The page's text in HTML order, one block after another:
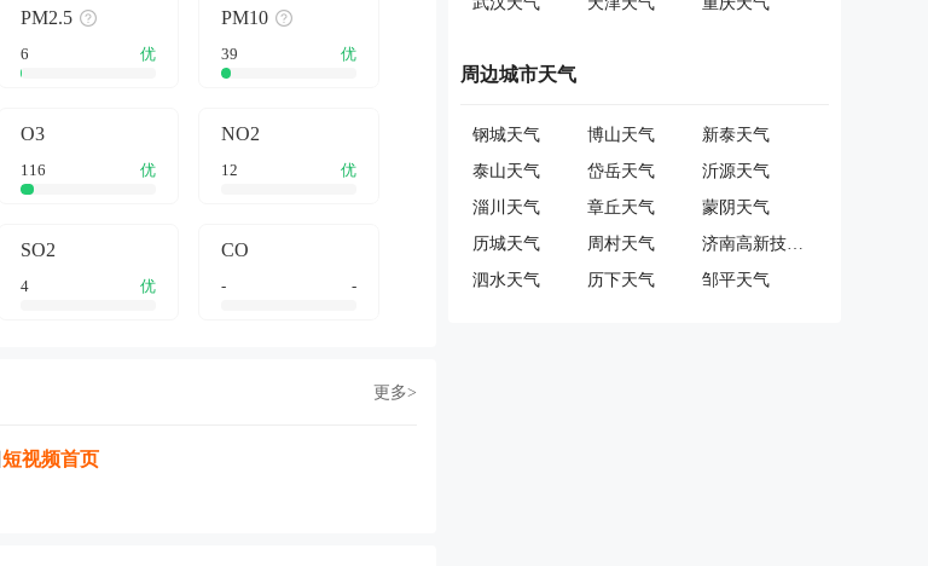
PM2.5
6 优
PM10
39 优
O3
116 优
NO2
12 优
SO2
4 优
CO
- -
更多>
短视频首页
周边城市天气
钢城天气 博山天气
新泰天气
泰山天气
岱岳天气
沂源天气
淄川天气
章丘天气
蒙阴天气
历城天气
周村天气
济南高新技术产业开发区天气
泗水天气
历下天气 邹平天气